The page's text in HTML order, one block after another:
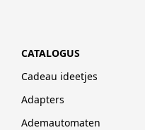
CATALOGUS
Cadeau ideetjes
Adapters
Ademautomaten